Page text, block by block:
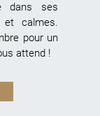
dans ses
et calmes.
pour un
attend !